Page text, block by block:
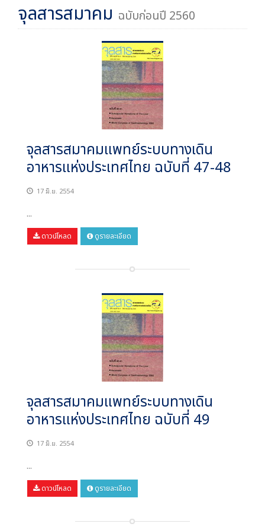
จุลสารสมาคม ฉบับก่อนปี 2560
จุลสารสมาคมแพทย์ระบบทางเดิน
อาหารแห่งประเทศไทย ฉบับที่ 47-48
17 มิ.ย. 2554
...
ดาวน์โหลด ดูรายละเอียด
จุลสารสมาคมแพทย์ระบบทางเดิน
อาหารแห่งประเทศไทย ฉบับที่ 49
17 มิ.ย. 2554
...
ดาวน์โหลด ดูรายละเอียด